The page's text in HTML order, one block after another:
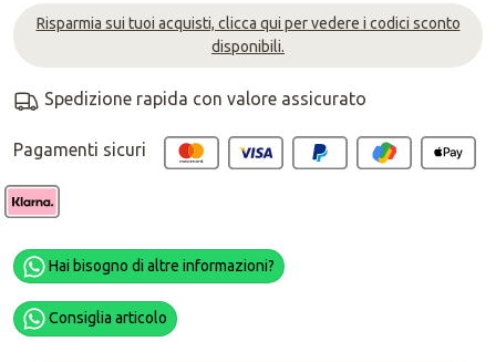
Risparmia sui tuoi acquisti, clicca qui per vedere i codici sconto
disponibili.
Spedizione rapida con valore assicurato
Pagamenti sicuri
Hai bisogno di altre informazioni?
Consiglia articolo